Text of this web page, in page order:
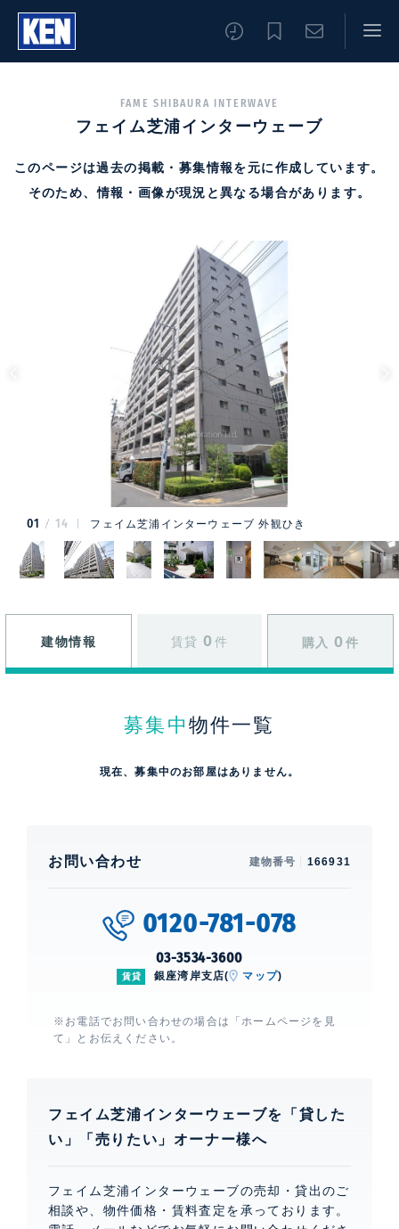
FAME SHIBAURA INTERWAVE
フェイム芝浦インターウェーブ
このページは過去の掲載・募集情報を元に作成しています。
そのため、情報・画像が現況と異なる場合があります。
01 14 フェイム芝浦インターウェーブ 外観ひき
建物情報 賃貸 0 件 購入 0 件
募集中 物件一覧
現在、募集中のお部屋はありません。
お問い合わせ 建物番号 166931
0120-781-078
03-3534-3600
賃貸 銀座湾岸支店( マップ)
※お電話でお問い合わせの場合は「ホームページを見
て」とお伝えください。
フェイム芝浦インターウェーブを「貸した
い」「売りたい」オーナー様へ
フェイム芝浦インターウェーブの売却・貸出のご
相談や、物件価格・賃料査定を承っております。